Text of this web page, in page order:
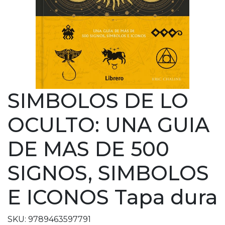
SIMBOLOS DE LO
OCULTO: UNA GUIA
DE MAS DE 500
SIGNOS, SIMBOLOS
E ICONOS Tapa dura
SKU: 9789463597791